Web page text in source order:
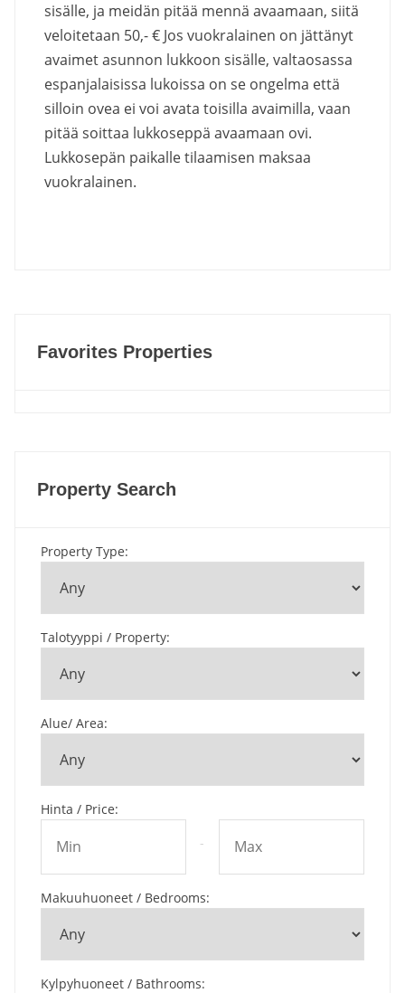
sisälle, ja meidän pitää mennä avaamaan, siitä
veloitetaan 50,- € Jos vuokralainen on jättänyt
avaimet asunnon lukkoon sisälle, valtaosassa
espanjalaisissa lukoissa on se ongelma että
silloin ovea ei voi avata toisilla avaimilla, vaan
pitää soittaa lukkoseppä avaamaan ovi.
Lukkosepän paikalle tilaamisen maksaa
vuokralainen.
Favorites Properties
Property Search
Property Type:
Talotyyppi / Property:
Alue/ Area:
Hinta / Price:
-
Makuuhuoneet / Bedrooms:
Kylpyhuoneet / Bathrooms: